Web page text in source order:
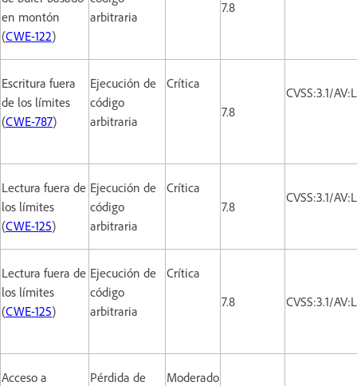
en montón
(CWE-122)
arbitraria
7.8
Escritura fuera
de los límites
(CWE-787)
Ejecución de
código
arbitraria
Crítica
7.8
CVSS:3.1/
Lectura fuera de
los límites
(CWE-125)
Ejecución de
código
arbitraria
Crítica
7.8
CVSS:3.1/
Lectura fuera de
los límites
(CWE-125)
Ejecución de
código
arbitraria
Crítica
7.8
CVSS:3.1/
Acceso a
Pérdida de
Moderado